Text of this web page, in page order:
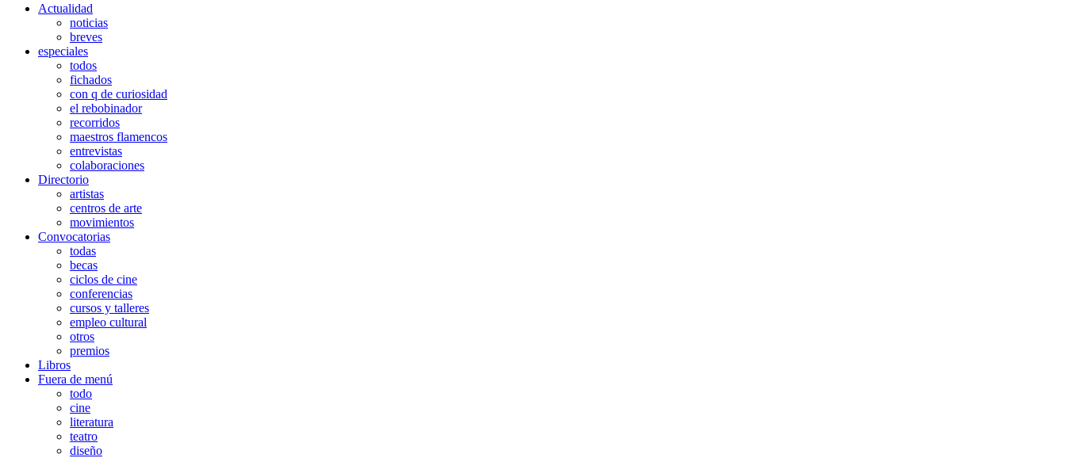
Actualidad
noticias
breves
especiales
todos
fichados
con q de curiosidad
el rebobinador
recorridos
maestros flamencos
entrevistas
colaboraciones
Directorio
artistas
centros de arte
movimientos
Convocatorias
todas
becas
ciclos de cine
conferencias
cursos y talleres
empleo cultural
otros
premios
Libros
Fuera de menú
todo
cine
literatura
teatro
diseño